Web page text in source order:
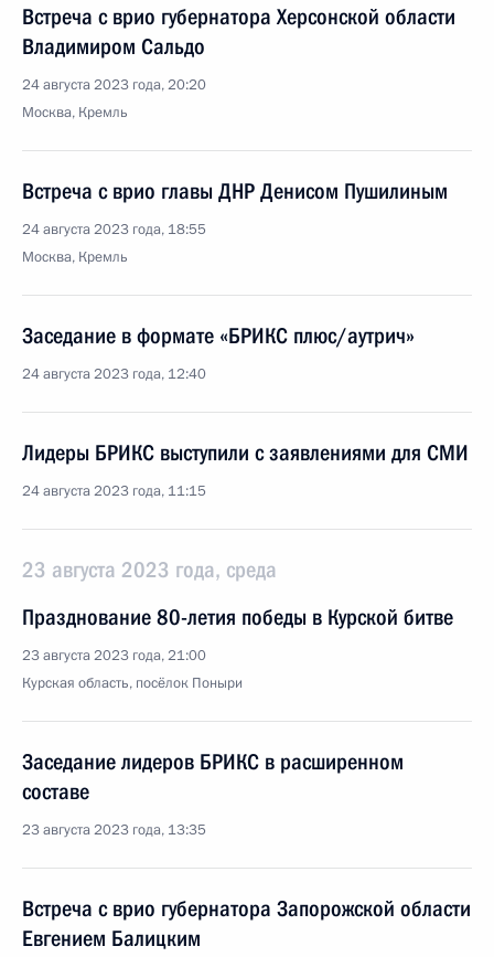
Встреча с врио губернатора Херсонской области
Владимиром Сальдо
24 августа 2023 года, 20:20
Москва, Кремль
Встреча с врио главы ДНР Денисом Пушилиным
24 августа 2023 года, 18:55
Москва, Кремль
Заседание в формате «БРИКС плюс/аутрич»
24 августа 2023 года, 12:40
Лидеры БРИКС выступили с заявлениями для СМИ
24 августа 2023 года, 11:15
23 августа 2023 года, среда
Празднование 80-летия победы в Курской битве
23 августа 2023 года, 21:00
Курская область, посёлок Поныри
Заседание лидеров БРИКС в расширенном
составе
23 августа 2023 года, 13:35
Встреча с врио губернатора Запорожской области
Евгением Балицким